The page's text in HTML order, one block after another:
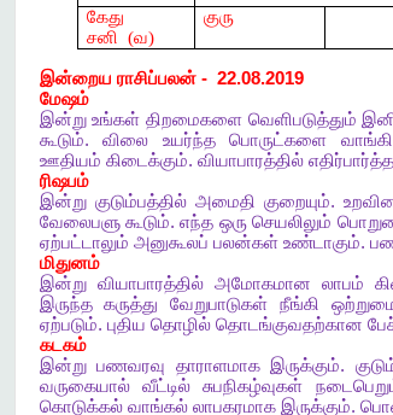
கேது
சனி
(வ)
குரு
இன்றைய ராசிப்பலன்- 22.08.2019
மேஷம்
இன்று உங்கள் திறமைகளை வெளிபடுத்தும்
கூடும்.விலை உயர்ந்த பொருட்களை வாங்கி
ஊதியம் கிடைக்கும். வியாபாரத்தில்
ரிஷபம்
இன்று குடும்பத்தில் அமைதி குறையும்.
வேலைபளு கூடும்.எந்த ஒரு செயலிலும்
ஏற்பட்டாலும் அனுகூலப் பலன்கள் உண்டாகும்.
மிதுனம்
இன்று வியாபாரத்தில் அமோகமான லாபம்
இருந்த
கருத்து வேறுபாடுகள் நீங்கி
ஏற்படும். புதிய தொழில் தொடங்குவதற்கான
கடகம்
இன்று பணவரவு தாராளமாக இருக்கும்.
வருகையால்
வீட்டில் சுபநிகழ்வுகள்
கொடுக்கல் வாங்கல் லாபகரமாக இருக்கும்.